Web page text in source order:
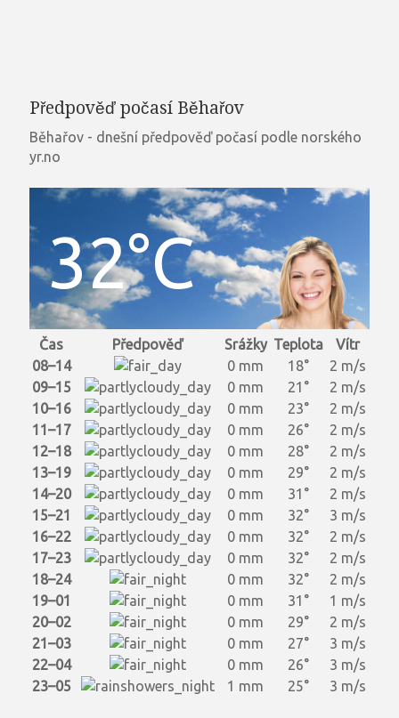
Předpověď počasí Běhařov
Běhařov - dnešní předpověď počasí podle norského
yr.no
32°C
Čas Předpověď Srážky Teplota
Vítr
08–14
0 mm 18°
2 m/s
09–15
0 mm 21°
2 m/s
10–16
0 mm 23°
2 m/s
11–17
0 mm 26°
2 m/s
12–18
0 mm 28°
2 m/s
13–19
0 mm 29°
2 m/s
14–20
0 mm 31°
2 m/s
15–21
0 mm 32°
3 m/s
16–22
0 mm 32°
2 m/s
17–23
0 mm 32°
2 m/s
18–24
0 mm 32°
2 m/s
19–01
0 mm 31°
1 m/s
20–02
0 mm 29°
2 m/s
21–03
0 mm 27°
3 m/s
22–04
0 mm 26°
3 m/s
23–05
1 mm 25° 3 m/s